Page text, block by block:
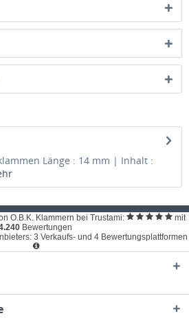
Länge : 14 mm | Inhalt :
O.B.K. Klammern bei Trustami:
mit
Bewertungen
3 Verkaufs- und 4 Bewertungsplattformen